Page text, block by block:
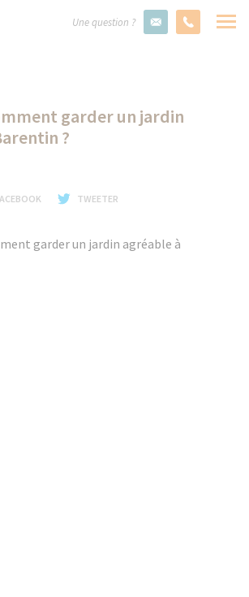
Une question ?
garder un jardin
?
TWEETER